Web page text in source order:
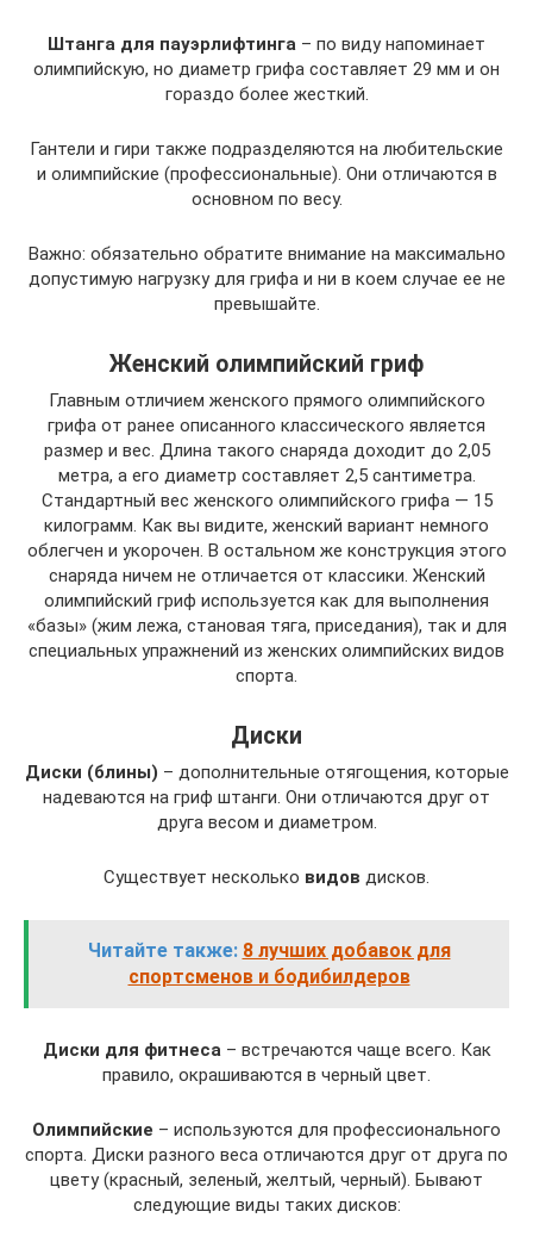
Штанга для пауэрлифтинга – по виду напоминает
олимпийскую, но диаметр грифа составляет 29 мм и он
гораздо более жесткий.
Гантели и гири также подразделяются на любительские
и олимпийские (профессиональные). Они отличаются в
основном по весу.
Важно: обязательно обратите внимание на максимально
допустимую нагрузку для грифа и ни в коем случае ее не
превышайте.
Женский олимпийский гриф
Главным отличием женского прямого олимпийского
грифа от ранее описанного классического является
размер и вес. Длина такого снаряда доходит до 2,05
метра, а его диаметр составляет 2,5 сантиметра.
Стандартный вес женского олимпийского грифа — 15
килограмм. Как вы видите, женский вариант немного
облегчен и укорочен. В остальном же конструкция этого
снаряда ничем не отличается от классики. Женский
олимпийский гриф используется как для выполнения
«базы» (жим лежа, становая тяга, приседания), так и для
специальных упражнений из женских олимпийских видов
спорта.
Диски
Диски (блины) – дополнительные отягощения, которые
надеваются на гриф штанги. Они отличаются друг от
друга весом и диаметром.
Существует несколько видов дисков.
Читайте также: 8 лучших добавок для
спортсменов и бодибилдеров
Диски для фитнеса – встречаются чаще всего. Как
правило, окрашиваются в черный цвет.
Олимпийские – используются для профессионального
спорта. Диски разного веса отличаются друг от друга по
цвету (красный, зеленый, желтый, черный). Бывают
следующие виды таких дисков: